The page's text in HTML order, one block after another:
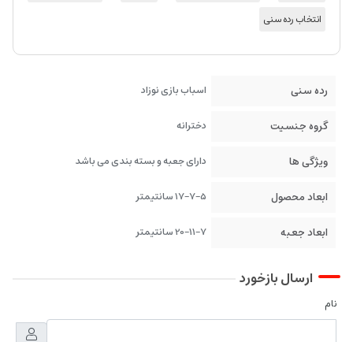
انتخاب رده سنی
رده سنی اسباب بازی نوزاد
گروه جنسیت دخترانه
ویژگی ها دارای جعبه و بسته بندی می باشد
ابعاد محصول 17-7-5 سانتیمتر
ابعاد جعبه 20-11-7 سانتیمتر
ارسال بازخورد
نام